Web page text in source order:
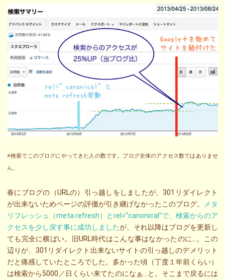
※検索でこのブログにやってきた人の数です。ブログ全体のアクセス数ではありませ
ん。
春にブログの（URLの）引っ越しをしましたが、301リダイレクト
が出来ないためページの評価が引き継げなかったこのブログ。
メタ
リフレッシュ（meta refresh）とrel=”canonical”で、検索からのア
クセスを少し戻す事に成功しましたが、それ以降はブログを更新し
ても完全に横ばい。旧URL時代はこんな事はなかったのに…。この
辺りが、301リダイレクト出来ないサイトの引っ越しのデメリット
だと痛感していたところでした。多かった頃（丁度１年前くらい）
は検索から5000／日くらい来てたのになぁ…と。そこまで戻るには